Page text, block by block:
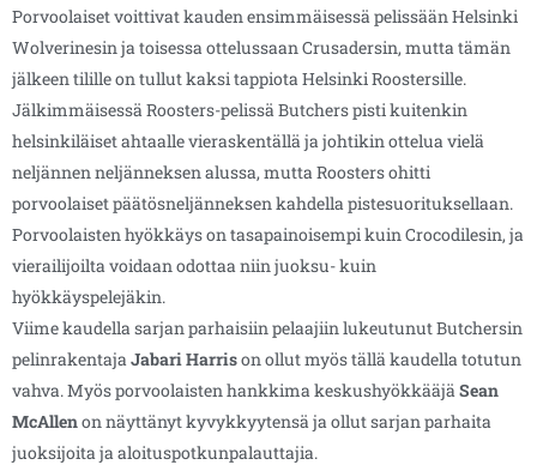
Porvoolaiset voittivat kauden ensimmäisessä pelissään Helsinki
Wolverinesin ja toisessa ottelussaan Crusadersin, mutta tämän
jälkeen tilille on tullut kaksi tappiota Helsinki Roostersille.
Jälkimmäisessä Roosters-pelissä Butchers pisti kuitenkin
helsinkiläiset ahtaalle vieraskentällä ja johtikin ottelua vielä
neljännen neljänneksen alussa, mutta Roosters ohitti
porvoolaiset päätösneljänneksen kahdella pistesuorituksellaan.
Porvoolaisten hyökkäys on tasapainoisempi kuin Crocodilesin, ja
vierailijoilta voidaan odottaa niin juoksu- kuin
hyökkäyspelejäkin.
Viime kaudella sarjan parhaisiin pelaajiin lukeutunut Butchersin
pelinrakentajaJabari Harrison ollut myös tällä kaudella totutun
vahva. Myös porvoolaisten hankkima keskushyökkääjäSean
McAllenon näyttänyt kyvykkyytensä ja ollut sarjan parhaita
juoksijoita ja aloituspotkunpalauttajia.